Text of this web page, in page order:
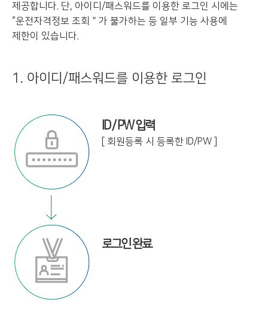
제공합니다. 단, 아이디/패스워드를 이용한 로그인 시에는
“운전자격정보 조회＂가 불가하는 등 일부 기능 사용에
제한이 있습니다.
1. 아이디/패스워드를 이용한 로그인
ID / PW 입력
[ 회원등록 시 등록한 ID/PW ]
로그인 완료